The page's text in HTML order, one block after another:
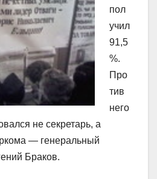
пол
учил
91,5
%.
Про
тив
него
не секретарь, а
— генеральный
Браков.